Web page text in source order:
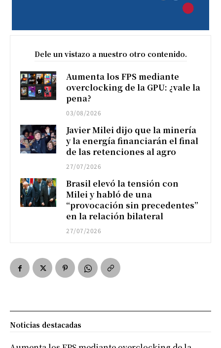
Dele un vistazo a nuestro otro contenido.
Aumenta los FPS mediante
overclocking de la GPU: ¿vale la
pena?
03/08/2026
Javier Milei dijo que la minería
y la energía financiarán el final
de las retenciones al agro
27/07/2026
Brasil elevó la tensión con
Milei y habló de una
“provocación sin precedentes”
en la relación bilateral
27/07/2026
Noticias destacadas